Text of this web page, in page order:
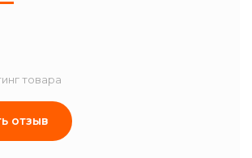
товара
отзыв